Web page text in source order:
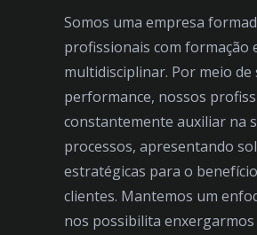
Somos uma empresa
profissionais com formação
multidisciplinar. Por meio de
performance, nossos
constantemente auxiliar na
processos, apresentando
estratégicas para o
clientes. Mantemos um
nos possibilita